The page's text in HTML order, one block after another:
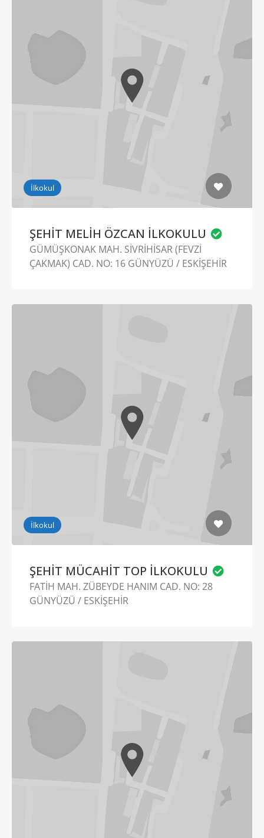
İlkokul
ŞEHİT MELİH ÖZCAN İLKOKULU
GÜMÜŞKONAK MAH. SİVRİHİSAR (FEVZİ
ÇAKMAK) CAD. NO: 16 GÜNYÜZÜ / ESKİŞEHİR
İlkokul
ŞEHİT MÜCAHİT TOP İLKOKULU
FATİH MAH. ZÜBEYDE HANIM CAD. NO: 28
GÜNYÜZÜ / ESKİŞEHİR